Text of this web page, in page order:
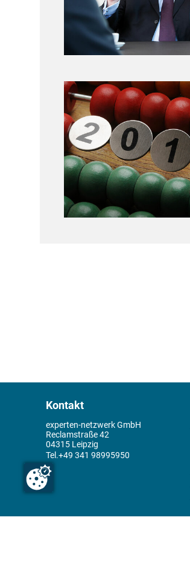
Kontakt
experten-netzwerk GmbH
Reclamstraße 42
04315 Leipzig
+49 341 98995950